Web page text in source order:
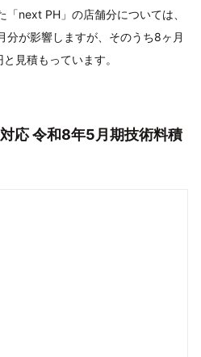
next PH」の店舗分については、
分が影響しますが、そのうち8ヶ月
見積もっています。
応 令和8年5月期技術料積